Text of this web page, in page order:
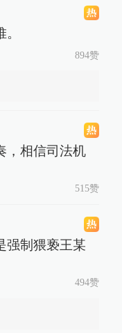
894赞
，相信司法机
515赞
强制猥亵王某
494赞